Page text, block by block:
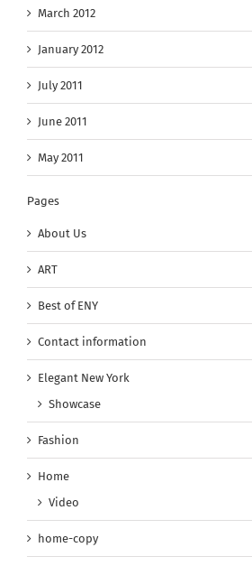
March 2012
January 2012
July 2011
June 2011
May 2011
Pages
About Us
ART
Best of ENY
Contact information
Elegant New York
Showcase
Fashion
Home
Video
home-copy